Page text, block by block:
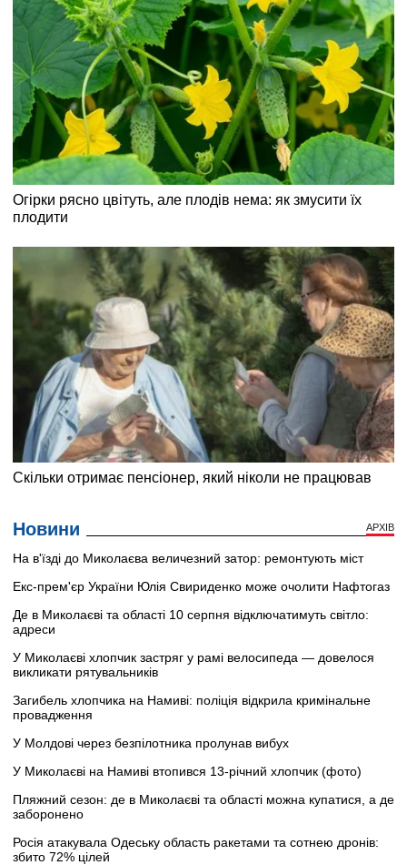
Новини АРХІВ
На в'їзді до Миколаєва величезний затор: ремонтують міст
Екс-прем'єр України Юлія Свириденко може очолити Нафтогаз
Де в Миколаєві та області 10 серпня відключатимуть світло:
адреси
У Миколаєві хлопчик застряг у рамі велосипеда — довелося
викликати рятувальників
Загибель хлопчика на Намиві: поліція відкрила кримінальне
провадження
У Молдові через безпілотника пролунав вибух
У Миколаєві на Намиві втопився 13-річний хлопчик (фото)
Пляжний сезон: де в Миколаєві та області можна купатися, а де
заборонено
Росія атакувала Одеську область ракетами та сотнею дронів:
збито 72% цілей